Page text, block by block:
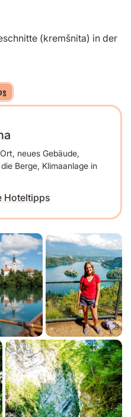
(kremšnita) in der
neues Gebäude,
Berge, Klimaanlage in
Hoteltipps